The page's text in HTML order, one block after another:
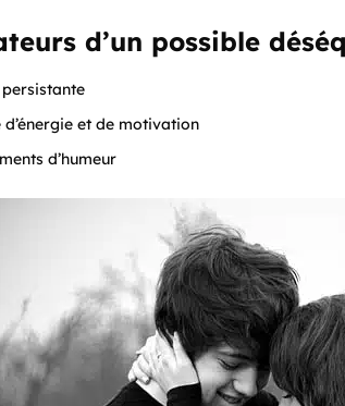
d’un possible
d’énergie et de motivation
d’humeur